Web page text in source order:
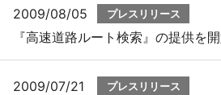
2009/08/05 プレスリリース
『高速道路ルート検索』の提供を
2009/07/21 プレスリリース